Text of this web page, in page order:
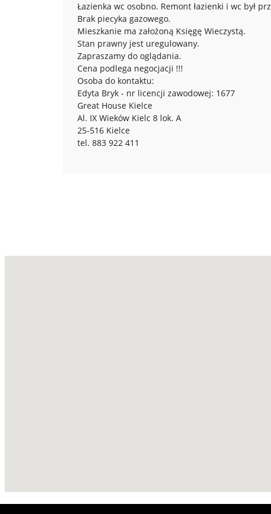
Łazienka wc osobno. Remont łazienki i wc był
Brak piecyka gazowego.
Mieszkanie ma założoną Księgę Wieczystą.
Stan prawny jest uregulowany.
Zapraszamy do oglądania.
Cena podlega negocjacji !!!
Osoba do kontaktu:
Edyta Bryk - nr licencji zawodowej: 1677
Great House Kielce
Al. IX Wieków Kielc 8 lok. A
25-516 Kielce
tel. 883 922 411